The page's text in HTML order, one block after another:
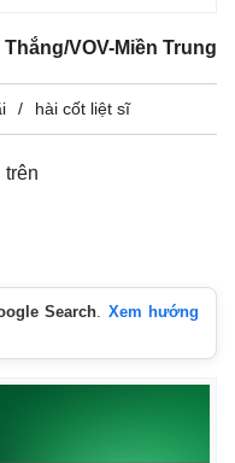
VOV-Miền Trung
hài cốt liệt sĩ
trên
Search. Xem hướng